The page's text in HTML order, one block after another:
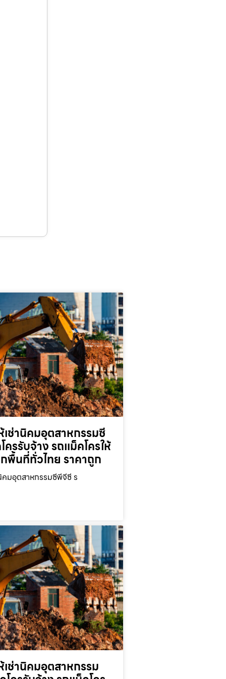
เช่านิคมอุตสาหกรรมซี
รรับจ้าง รถแม็คโครให้
พื้นที่ทั่วไทย ราคาถูก
คมอุตสาหกรรมซีพีจีซี ร
เช่านิคมอุตสาหกรรม